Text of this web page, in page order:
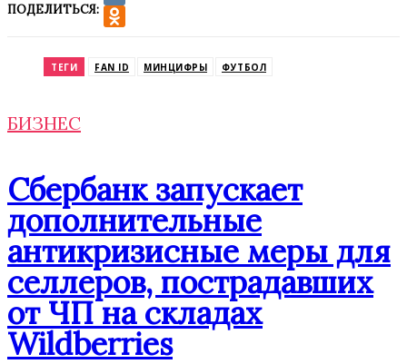
ПОДЕЛИТЬСЯ:
VK
ТЕГИ FAN ID МИНЦИФРЫ ФУТБОЛ
БИЗНЕС
Сбербанк запускает
дополнительные
антикризисные меры для
селлеров, пострадавших
от ЧП на складах
Wildberries